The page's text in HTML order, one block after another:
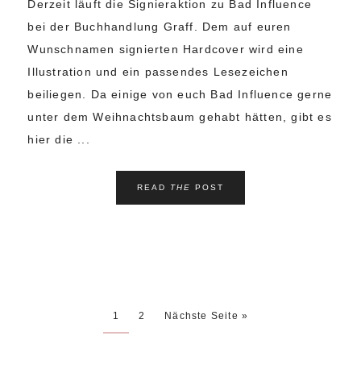
Derzeit läuft die Signieraktion zu Bad Influence
bei der Buchhandlung Graff. Dem auf euren
Wunschnamen signierten Hardcover wird eine
Illustration und ein passendes Lesezeichen
beiliegen. Da einige von euch Bad Influence gerne
unter dem Weihnachtsbaum gehabt hätten, gibt es
hier die ...
READ THE POST
1 2 Nächste Seite »